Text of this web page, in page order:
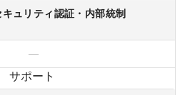
ュリティ認証・内部統制
—
サポート